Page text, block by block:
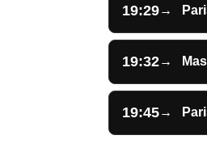
19:29→
19:32→
19:45→